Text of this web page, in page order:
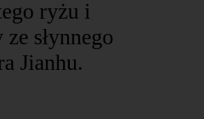
ryżu i
słynnego
Jianhu.